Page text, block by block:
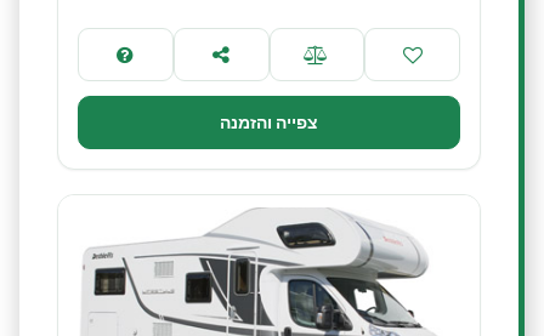
צפייה והזמנה